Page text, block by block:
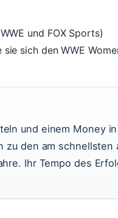
und FOX Sports)
sich den WWE
und einem Money
zu den am schnellsten
Ihr Tempo des